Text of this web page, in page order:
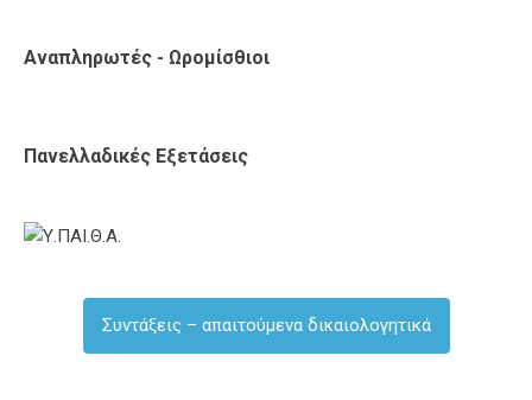
Αναπληρωτές - Ωρομίσθιοι
Πανελλαδικές Εξετάσεις
Συντάξεις – απαιτούμενα δικαιολογητικά